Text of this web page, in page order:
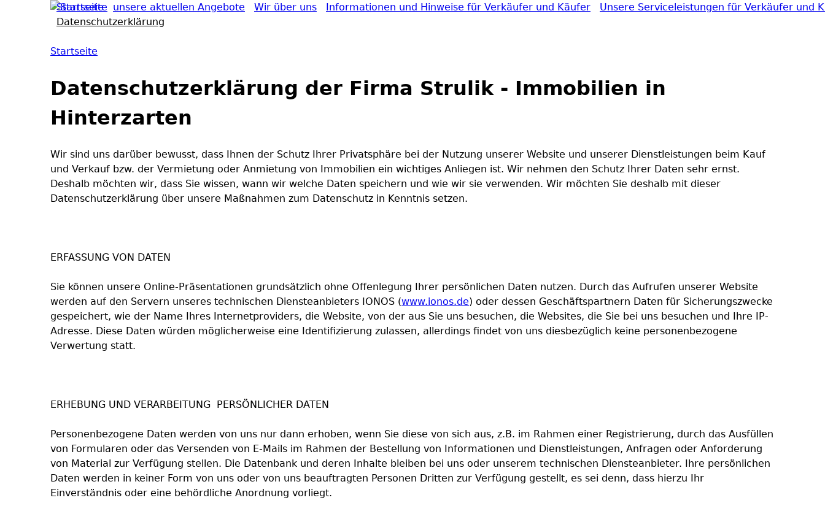
Direkt zum Inhalt
Hauptmenü
Startseite unsere aktuellen Angebote Wir über uns Informationen und Hinweise für Verkäufer und Käufer
Unsere Serviceleistungen für Verkäufer und
Datenschutzerklärung
Startseite
Datenschutzerklärung der Firma Strulik - Immobilien in
Hinterzarten
Wir sind uns darüber bewusst, dass Ihnen der Schutz Ihrer Privatsphäre bei der Nutzung unserer Website und unserer Dienstleistungen beim Kauf
und Verkauf bzw. der Vermietung oder Anmietung von Immobilien ein wichtiges Anliegen ist. Wir nehmen den Schutz Ihrer Daten sehr ernst.
Deshalb möchten wir, dass Sie wissen, wann wir welche Daten speichern und wie wir sie verwenden. Wir möchten Sie deshalb mit dieser
Datenschutzerklärung über unsere Maßnahmen zum Datenschutz in Kenntnis setzen.
ERFASSUNG VON DATEN
Sie können unsere Online-Präsentationen grundsätzlich ohne Offenlegung Ihrer persönlichen Daten nutzen. Durch das Aufrufen unserer Website
werden auf den Servern unseres technischen Diensteanbieters IONOS (www.ionos.de) oder dessen Geschäftspartnern Daten für Sicherungszwecke
gespeichert, wie der Name Ihres Internetproviders, die Website, von der aus Sie uns besuchen, die Websites, die Sie bei uns besuchen und Ihre IP-
Adresse. Diese Daten würden möglicherweise eine Identifizierung zulassen, allerdings findet von uns diesbezüglich keine personenbezogene
Verwertung statt.
ERHEBUNG UND VERARBEITUNG PERSÖNLICHER DATEN
Personenbezogene Daten werden von uns nur dann erhoben, wenn Sie diese von sich aus, z.B. im Rahmen einer Registrierung, durch das Ausfüllen
von Formularen oder das Versenden von E-Mails im Rahmen der Bestellung von Informationen und Dienstleistungen, Anfragen oder Anforderung
von Material zur Verfügung stellen. Die Datenbank und deren Inhalte bleiben bei uns oder unserem technischen Diensteanbieter. Ihre persönlichen
Daten werden in keiner Form von uns oder von uns beauftragten Personen Dritten zur Verfügung gestellt, es sei denn, dass hierzu Ihr
Einverständnis oder eine behördliche Anordnung vorliegt.